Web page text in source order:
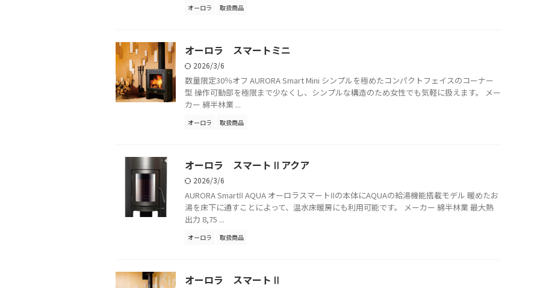
オーロラ 取扱商品
オーロラ スマートミニ
2026/3/6
数量限定30％オフ AURORA Smart Mini シンプルを極めたコンパクトフェイスのコーナー
型 操作可動部を極限まで少なくし、シンプルな構造のため女性でも気軽に扱えます。 メー
カー 綿半林業 ...
オーロラ 取扱商品
オーロラ スマートⅡアクア
2026/3/6
AURORA SmartⅡ AQUA オーロラスマートⅡの本体にAQUAの給湯機能搭載モデル 暖めたお
湯を床下に通すことによって、温水床暖房にも利用可能です。 メーカー 綿半林業 最大熱
出力 8,75 ...
オーロラ 取扱商品
オーロラ スマートⅡ